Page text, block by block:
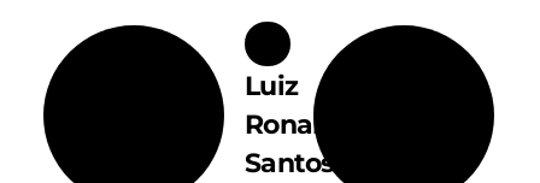
Luiz
Ronaldo
Santos